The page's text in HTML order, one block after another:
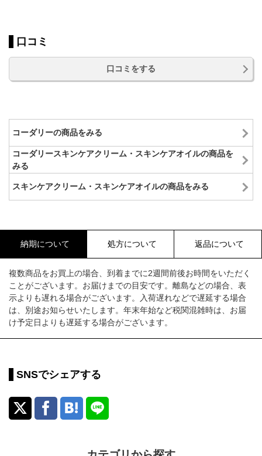
口コミ
口コミをする
コーダリーの商品をみる
コーダリースキンケアクリーム・スキンケアオイルの商品を
みる
スキンケアクリーム・スキンケアオイルの商品をみる
納期について 処方について 返品について
複数商品をお買上の場合、到着までに2週間前後お時間をいただく
ことがございます。お届けまでの目安です。離島などの場合、表
示よりも遅れる場合がございます。入荷遅れなどで遅延する場合
は、別途お知らせいたします。年末年始など税関混雑時は、お届
け予定日よりも遅延する場合がございます。
SNSでシェアする